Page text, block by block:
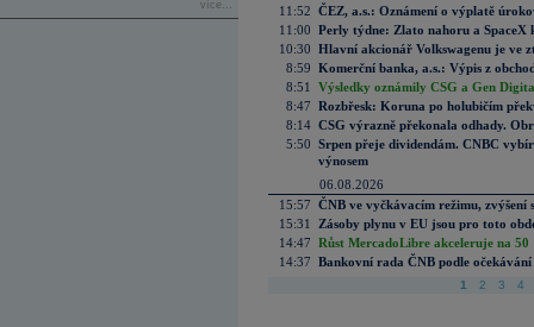
více...
11:52 ČEZ, a.s.: Oznámení o výplatě
11:00 Perly týdne: Zlato nahoru a SpaceX
10:30 Hlavní akcionář Volkswagenu je ve
8:59 Komerční banka, a.s.: Výpis z
8:51
Výsledky oznámily CSG a Gen
8:47 Rozbřesk: Koruna po holubičím
8:14 CSG výrazně překonala odhady.
5:50 Srpen přeje dividendám. CNBC
výnosem
06.08.2026
15:57 ČNB ve vyčkávacím režimu, zvýšení
15:31
Zásoby plynu v EU jsou pro toto
14:47 Růst MercadoLibre akceleruje na
14:37 Bankovní rada ČNB podle
1 2 3 4